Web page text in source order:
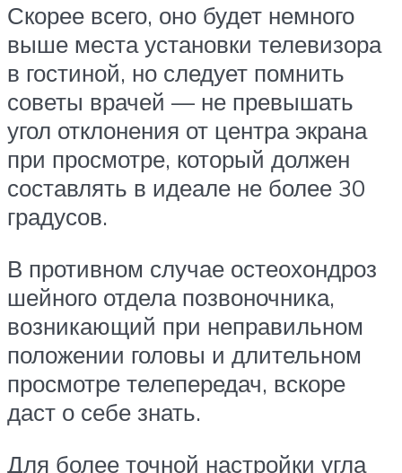
Скорее всего, оно будет немного
выше места установки телевизора
в гостиной, но следует помнить
советы врачей — не превышать
угол отклонения от центра экрана
при просмотре, который должен
составлять в идеале не более 30
градусов.
В противном случае остеохондроз
шейного отдела позвоночника,
возникающий при неправильном
положении головы и длительном
просмотре телепередач, вскоре
даст о себе знать.
Для более точной настройки угла